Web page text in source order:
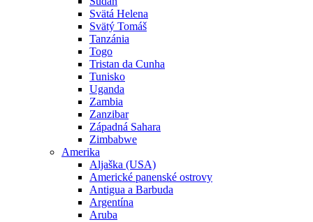
Svätá Helena
Svätý Tomáš
Tanzánia
Togo
Tristan da Cunha
Tunisko
Uganda
Zambia
Zanzibar
Západná Sahara
Zimbabwe
Amerika
Aljaška (USA)
Americké panenské ostrovy
Antigua a Barbuda
Argentína
Aruba